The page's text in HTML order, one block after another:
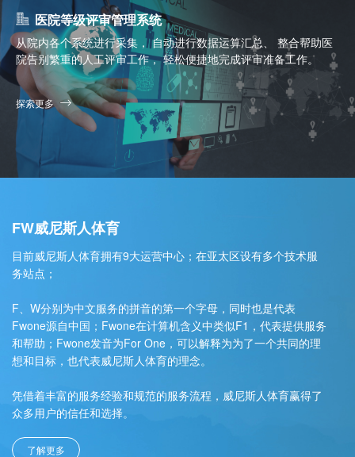
医院等级评审管理系统
从院内各个系统进行采集， 自动进行数据运算汇总、 整合帮助医
院告别繁重的人工评审工作， 轻松便捷地完成评审准备工作。
探索更多
FW威尼斯人体育
目前威尼斯人体育拥有9大运营中心；在亚太区设有多个技术服
务站点；
F、W分别为中文服务的拼音的第一个字母，同时也是代表
Fwone源自中国；Fwone在计算机含义中类似F1，代表提供服务
和帮助；Fwone发音为For One，可以解释为为了一个共同的理
想和目标，也代表威尼斯人体育的理念。
凭借着丰富的服务经验和规范的服务流程，威尼斯人体育赢得了
众多用户的信任和选择。
了解更多